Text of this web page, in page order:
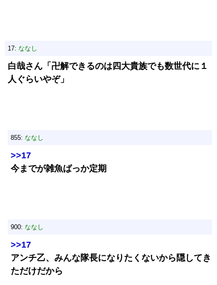
17: ななし
白哉さん「卍解できるのは四大貴族でも数世代に１
人ぐらいやぞ」
855: ななし
>>17
今までが雑魚ばっか定期
900: ななし
>>17
アンチ乙、みんな隊長になりたくないから隠してき
ただけだから